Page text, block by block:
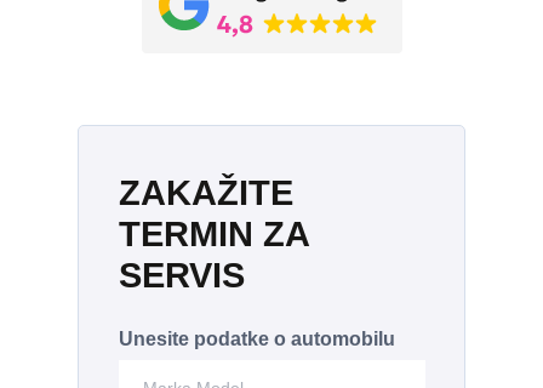
ZAKAŽITE
TERMIN ZA
SERVIS
Unesite podatke o automobilu